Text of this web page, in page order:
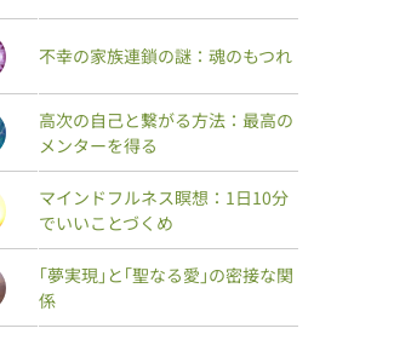
不幸の家族連鎖の謎：魂のもつれ
高次の自己と繋がる方法：最高の
メンターを得る
マインドフルネス瞑想：1日10分
でいいことづくめ
｢夢実現｣と｢聖なる愛｣の密接な関
係